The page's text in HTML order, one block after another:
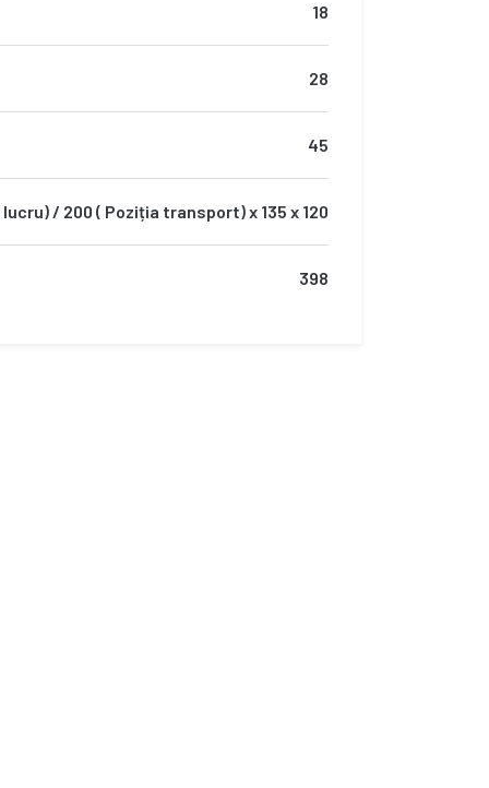
18
28
45
/ 200 ( Poziția transport) x 135 x 120
398